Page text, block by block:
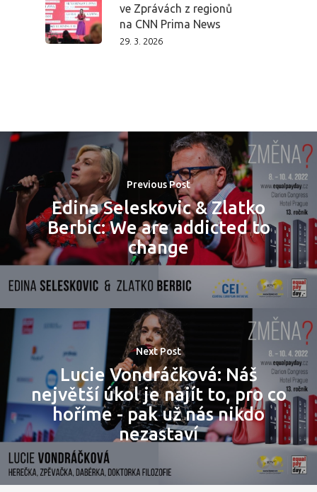
ve Zprávách z regionů
na CNN Prima News
29. 3. 2026
Previous Post
Edina Seleskovic & Zlatko
Berbic: We are addicted to
change
Next Post
Lucie Vondráčková: Náš
největší úkol je najít to, pro co
hoříme - pak už nás nikdo
nezastaví
PRO MÉDIA
MINULÉ
PŘIHLÁŠENÍ
Domů
Program 26.3.
Program 27.3.